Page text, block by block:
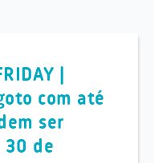
|
com até
ser
30 de